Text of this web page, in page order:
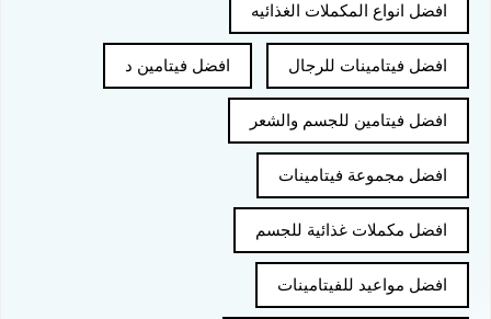
افضل انواع المكملات الغذائيه
افضل فيتامينات للرجال افضل فيتامين د
افضل فيتامين للجسم والشعر
افضل مجموعة فيتامينات
افضل مكملات غذائية للجسم
افضل مواعيد للفيتامينات